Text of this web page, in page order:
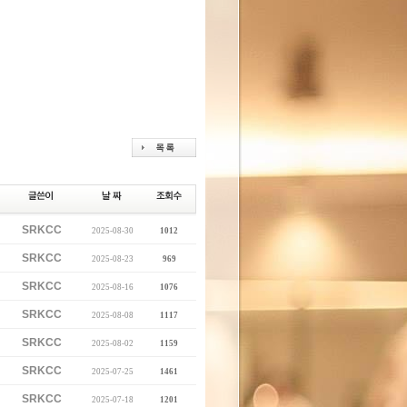
SRKCC 2025-08-30 1012
SRKCC 2025-08-23 969
SRKCC 2025-08-16 1076
SRKCC 2025-08-08 1117
SRKCC 2025-08-02 1159
SRKCC 2025-07-25 1461
SRKCC 2025-07-18 1201